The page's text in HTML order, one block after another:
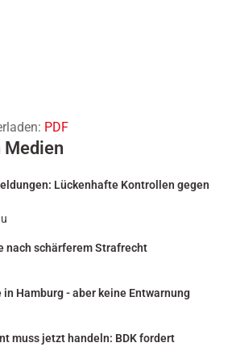
PDF
Medien
Lückenhafte Kontrollen gegen
nach schärferem Strafrecht
Hamburg - aber keine Entwarnung
muss jetzt handeln: BDK fordert